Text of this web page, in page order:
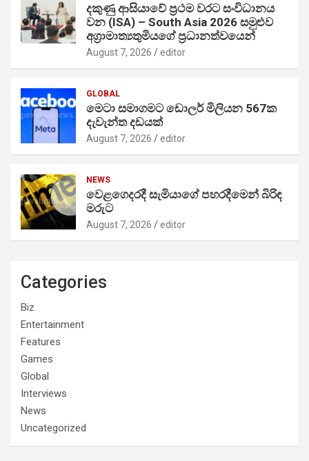
දකුණු ආසියාවේ ප්‍රථම වරට සංවිධානය
වන (ISA) – South Asia 2026 සමුළුව
අග්‍රාමාත්‍යතුමියගේ ප්‍රධානත්වයෙන්
August 7, 2026 editor
GLOBAL
මෙටා සමාගමට ඩොලර් මිලියන 567ක
දැවැන්ත දඩයක්
August 7, 2026 editor
NEWS
වෙළගෙදරදී සැමියාගේ පහරදීමෙන් බිරිඳ
මරුට
August 7, 2026 editor
Categories
Biz
Entertainment
Features
Games
Global
Interviews
News
Uncategorized